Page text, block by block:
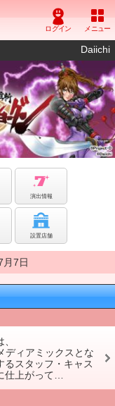
Daiichi
演出情報
設置店舗
月7日
ディアミックスとな
るスタッフ・キャス
仕上がって…